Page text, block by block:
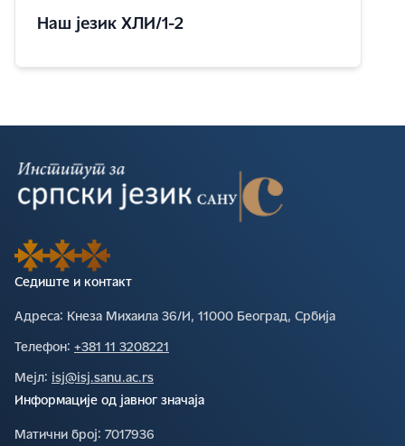
Наш језик XЛИ/1-2
Седиште и контакт
Адреса∶ Кнеза Михаила 36/И, 11000 Београд, Србија
Телефон∶ +381 11 3208221
Мејл∶
isj@isj.sanu.ac.rs
Информације од јавног значаја
Матични број∶ 7017936